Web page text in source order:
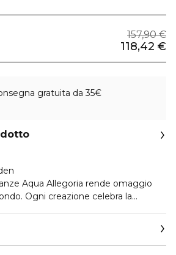
157,90 €
118,42 €
gratuita da 35€
Aqua Allegoria rende omaggio
Ogni creazione celebra la
dai nostri Parfumeur-esploratori.
del Mandarino è trascinata dalla